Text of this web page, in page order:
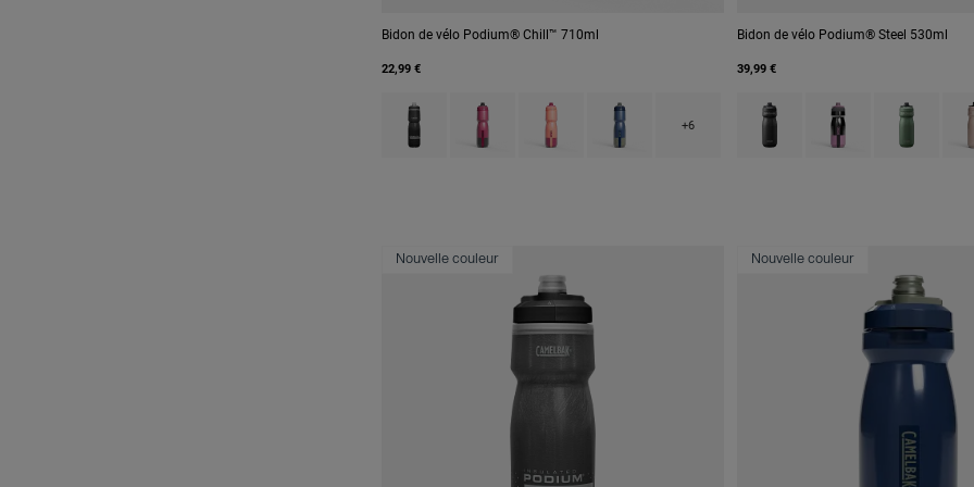
Bidon de vélo Podium® Chill™ 710ml
22,99 €
Product swatch type of Black.
Product swatch type of Mercury Berry.
Product swatch type of Mercury Blush.
Product swatch type of Mercury Deep Sea.
+6
Bidon de vélo Podium® Steel 530ml
39,99 €
Product swatch type of Black.
Product swatch type
Product
Nouvelle couleur Nouvelle couleur